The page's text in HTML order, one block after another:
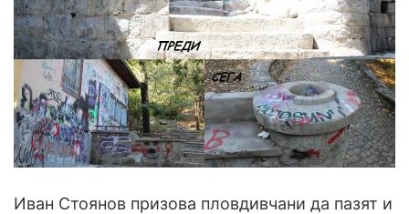
Иван Стоянов призова пловдивчани да пазят и